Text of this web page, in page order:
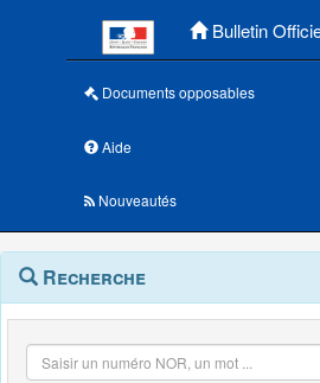
Bulletin
Documents opposables
Aide
Nouveautés
Navigation
outils
Menu
contextuel
Recherche